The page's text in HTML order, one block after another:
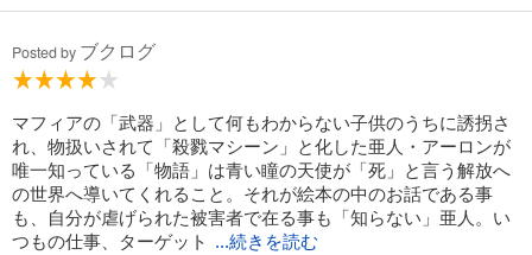
Posted by ブクログ
マフィアの「武器」として何もわからない子供のうちに誘拐さ
れ、物扱いされて「殺戮マシーン」と化した亜人・アーロンが
唯一知っている「物語」は青い瞳の天使が「死」と言う解放へ
の世界へ導いてくれること。それが絵本の中のお話である事
も、自分が虐げられた被害者で在る事も「知らない」亜人。い
つもの仕事、ターゲット
...続きを読む